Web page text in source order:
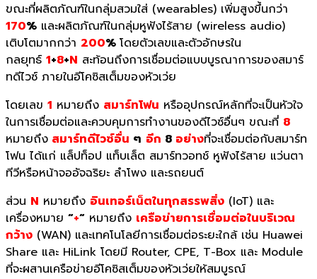
ขณะที่ผลิตภัณฑ์ในกลุ่มสวมใส่ (wearables) เพิ่มสูงขึ้นกว่า
170% และผลิตภัณฑ์ในกลุ่มหูฟังไร้สาย (wireless audio)
เติบโตมากกว่า 200% โดยตัวเลขและตัวอักษรใน
กลยุทธ์ 1+8+N สะท้อนถึงการเชื่อมต่อแบบบูรณาการของสมาร์
ทดีไวซ์ ภายในอีโคซิสเต็มของหัวเว่ย
โดยเลข 1 หมายถึง สมาร์ทโฟน หรืออุปกรณ์หลักที่จะเป็นหัวใจ
ในการเชื่อมต่อและควบคุมการทำงานของดีไวซ์อื่นๆ ขณะที่ 8
หมายถึง สมาร์ทดีไวซ์อื่น ๆ อีก 8 อย่างที่จะเชื่อมต่อกับสมาร์ท
โฟน ได้แก่ แล็ปท็อป แท็บเล็ต สมาร์ทวอทช์ หูฟังไร้สาย แว่นตา
ทีวีหรือหน้าจออัจฉริยะ ลำโพง และรถยนต์
ส่วน N หมายถึง อินเทอร์เน็ตในทุกสรรพสิ่ง (IoT) และ
เครื่องหมาย “+“ หมายถึง เครือข่ายการเชื่อมต่อในบริเวณ
กว้าง (WAN) และเทคโนโลยีการเชื่อมต่อระยะใกล้ เช่น Huawei
Share และ HiLink โดยมี Router, CPE, T-Box และ Module
ที่จะผสานเครือข่ายอีโคซิสเต็มของหัวเว่ยให้สมบูรณ์